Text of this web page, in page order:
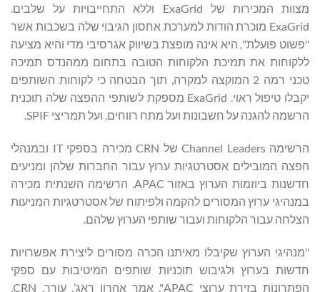
מצוות המכירות של ExaGrid וללא התחייבויות על שלבים.
ExaGrid מוכרת הודות למערכת אחסון הגיבוי שלה בשכבות אשר
"פשוט פועלת", היא אינה מופצת בשיווק אגרסיבי מדי והיא מציעה
ללקוחות את תמיכת הלקוחות הטובה בתחום ממהנדס תמיכה
טכני רמה 2 המוקצה למקרה, תוך הבטחה כי לקוחות השותפים
יקבלו טיפול ראוי. ExaGrid מספקת לשותפי ההפצה שלה תוכנית
הרשמה להגנה על חשבונות ועל מתח רווחים, ועל תמריצי SPIF.
הרשימה Channel Leaders של CRN מכירה בספקי IT ובמנהלי
הפצה המובילים אסטרטגיות ערוץ עבור החברות שלהן ומניעים
חדשנות ביוזמות הערוץ באזור APAC. הרשימה השנתית מכירה
במנהיגי ערוץ המסורים להקמה ולפיתוח של אסטרטגיות המניעות
הצלחה עבור הלקוחות ועבור שותפי הערוץ שלהם.
"מנהיגי הערוץ שקיבלו מאיתנו הכרה מסורים ליצירת אפשרויות
חדשות בערוץ ולגיבוש תוכניות שותפים המיטיבות עם ספקי